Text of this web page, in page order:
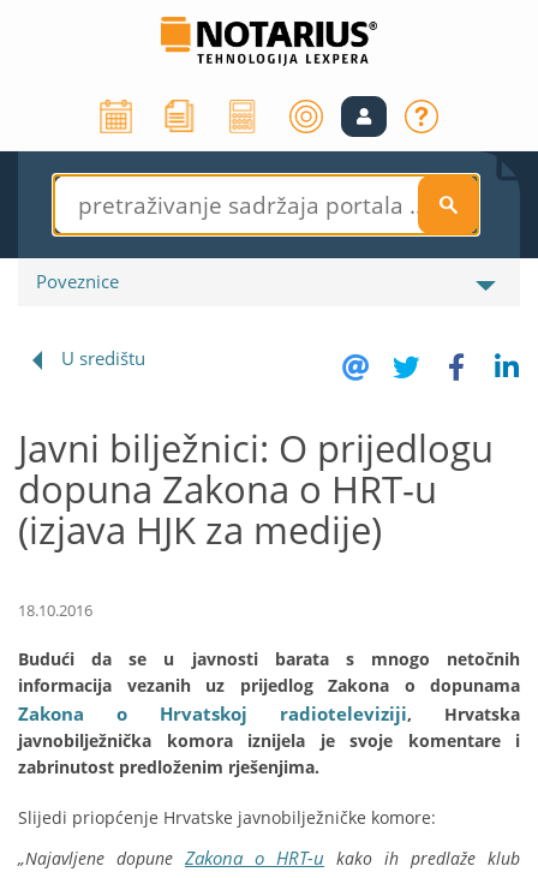
S
Poveznice
U središtu
Javni bilježnici: O prijedlogu
dopuna Zakona o HRT-u
(izjava HJK za medije)
18.10.2016
Budući da se u javnosti barata s mnogo netočnih
informacija vezanih uz prijedlog Zakona o dopunama
Zakona o Hrvatskoj radioteleviziji, Hrvatska
javnobilježnička komora iznijela je svoje komentare i
zabrinutost predloženim rješenjima.
Slijedi priopćenje Hrvatske javnobilježničke komore:
„Najavljene dopune Zakona o HRT-u kako ih predlaže klub